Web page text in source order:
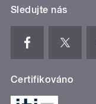
Sledujte nás
Certifikováno